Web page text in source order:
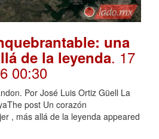
una
de la leyenda. 17
00:30
Por José Luis Ortiz Güell La
post Un corazón
, más allá de la leyenda appeared